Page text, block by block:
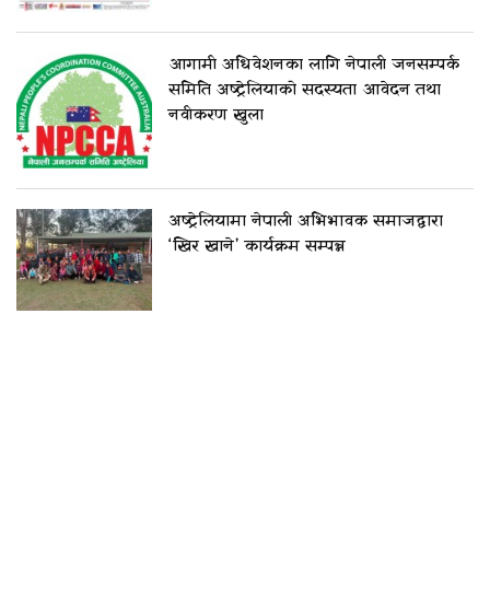
आगामी अधिवेशनका लागि नेपाली जनसम्पर्क
समिति अष्ट्रेलियाको सदस्यता आवेदन तथा
नवीकरण खुला
अष्ट्रेलियामा नेपाली अभिभावक समाजद्वारा
‘खिर खाने’ कार्यक्रम सम्पन्न